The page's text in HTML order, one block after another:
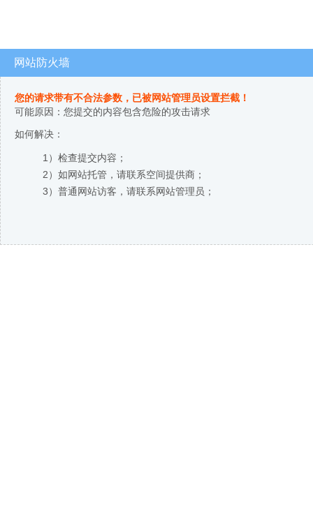
网站防火墙
您的请求带有不合法参数，已被网站管理员设置拦截！
可能原因：您提交的内容包含危险的攻击请求
如何解决：
1）检查提交内容；
2）如网站托管，请联系空间提供商；
3）普通网站访客，请联系网站管理员；